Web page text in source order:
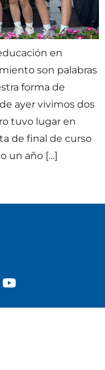
en
son palabras
forma de
ayer vivimos dos
tuvo lugar en
de final de curso
un año […]